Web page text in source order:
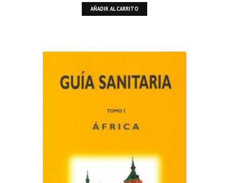
AÑADIR AL CARRITO